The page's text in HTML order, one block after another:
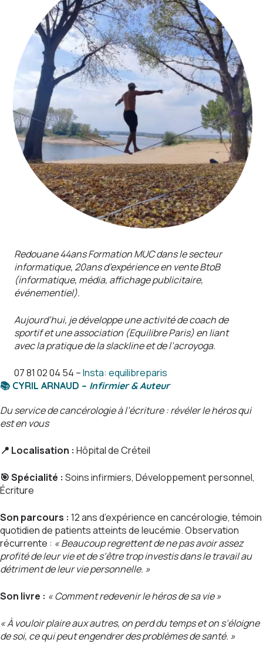
Redouane 44ans Formation MUC dans le secteur
informatique, 20ans d’expérience en vente BtoB
(informatique, média, affichage publicitaire,
événementiel).
Aujourd’hui, je développe une activité de coach de
sportif et une association (Equilibre Paris) en liant
avec la pratique de la slackline et de l’acroyoga.
07 81 02 04 54 –Insta: equilibreparis
📚CYRIL ARNAUD – Infirmier & Auteur
Du service de cancérologie à l’écriture : révéler le héros qui
est en vous
📍 Localisation : Hôpital de Créteil
🎯Spécialité : Soins infirmiers, Développement personnel,
Écriture
Son parcours : 12 ans d’expérience en cancérologie, témoin
quotidien de patients atteints de leucémie. Observation
récurrente : « Beaucoup regrettent de ne pas avoir assez
profité de leur vie et de s’être trop investis dans le travail au
détriment de leur vie personnelle. »
Son livre : « Comment redevenir le héros de sa vie »
« À vouloir plaire aux autres, on perd du temps et on s’éloigne
de soi, ce qui peut engendrer des problèmes de santé. »